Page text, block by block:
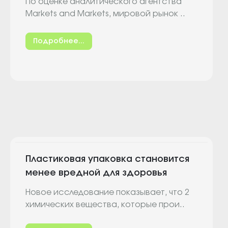
Markets and Markets, мировой рынок ..
Подробнее...
Пластиковая упаковка становится
менее вредной для здоровья
Новое исследование показывает, что 2
химических вещества, которые прои..